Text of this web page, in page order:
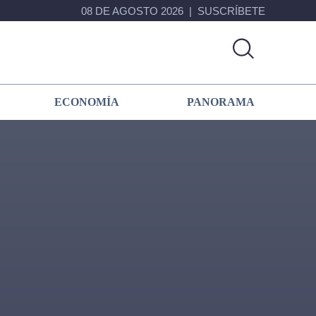
08 DE AGOSTO 2026 SUSCRÍBETE
ECONOMÍA PANORAMA